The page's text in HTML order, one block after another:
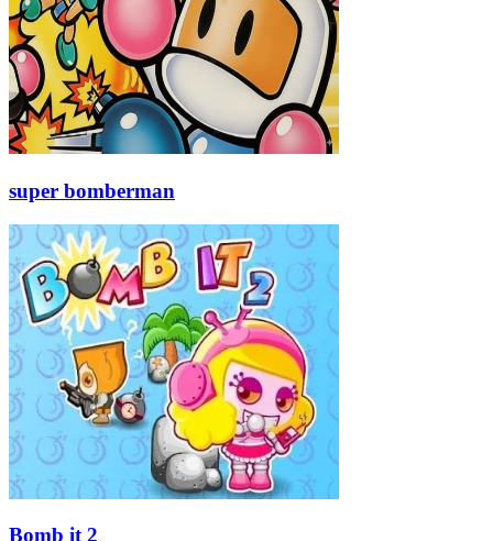
super bomberman
Bomb it 2